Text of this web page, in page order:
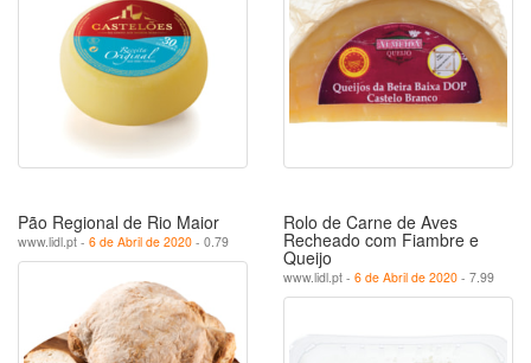
Pão Regional de Rio Maior
www.lidl.pt - 6 de Abril de 2020 - 0.79
Rolo de Carne de Aves
Recheado com Fiambre e
Queijo
www.lidl.pt - 6 de Abril de 2020 - 7.99